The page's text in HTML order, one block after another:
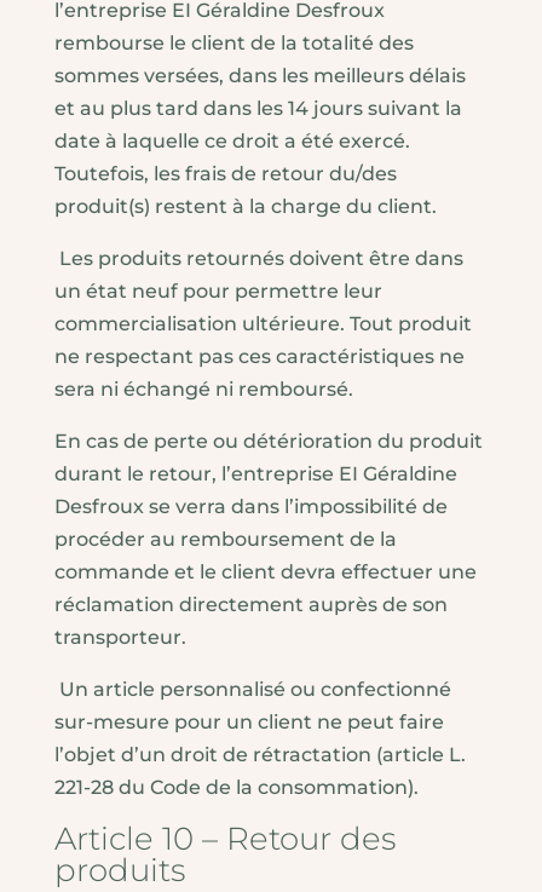
l’entreprise EI Géraldine Desfroux
rembourse le client de la totalité des
sommes versées, dans les meilleurs délais
et au plus tard dans les 14 jours suivant la
date à laquelle ce droit a été exercé.
Toutefois, les frais de retour du/des
produit(s) restent à la charge du client.
Les produits retournés doivent être dans
un état neuf pour permettre leur
commercialisation ultérieure. Tout produit
ne respectant pas ces caractéristiques ne
sera ni échangé ni remboursé.
En cas de perte ou détérioration du produit
durant le retour, l’entreprise EI Géraldine
Desfroux se verra dans l’impossibilité de
procéder au remboursement de la
commande et le client devra effectuer une
réclamation directement auprès de son
transporteur.
Un article personnalisé ou confectionné
sur-mesure pour un client ne peut faire
l’objet d’un droit de rétractation (article L.
221-28 du Code de la consommation).
Article 10 – Retour des
produits